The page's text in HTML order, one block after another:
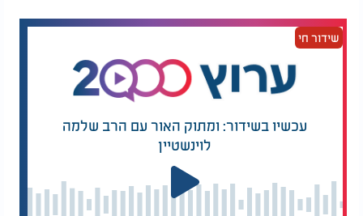
שידור חי
עכשיו בשידור: ומתוק האור עם הרב שלמה
לוינשטיין